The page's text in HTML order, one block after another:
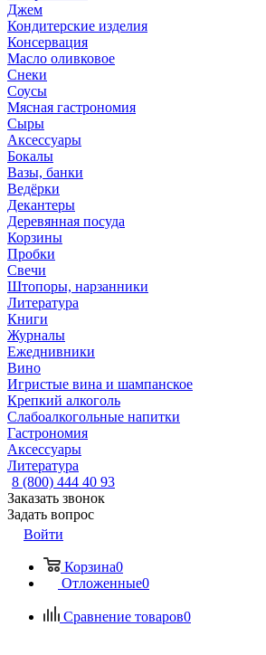
Джем
Кондитерские изделия
Консервация
Масло оливковое
Снеки
Соусы
Мясная гастрономия
Сыры
Аксессуары
Бокалы
Вазы, банки
Ведёрки
Декантеры
Деревянная посуда
Корзины
Пробки
Свечи
Штопоры, нарзанники
Литература
Книги
Журналы
Ежеднивники
Вино
Игристые вина и шампанское
Крепкий алкоголь
Слабоалкогольные напитки
Гастрономия
Аксессуары
Литература
8 (800) 444 40 93
Заказать звонок
Задать вопрос
Войти
Корзина0
Отложенные0
Сравнение товаров0